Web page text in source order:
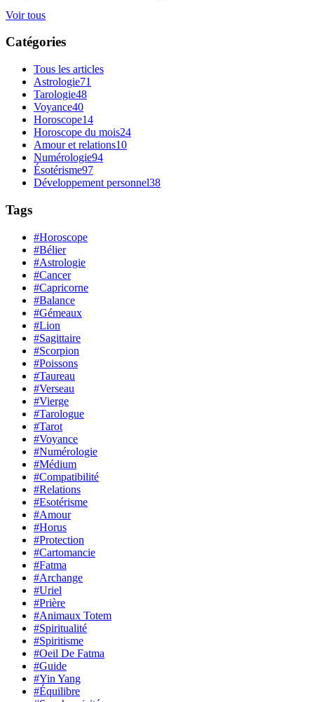
Voir tous
Catégories
Tous les articles
Astrologie71
Tarologie48
Voyance40
Horoscope14
Horoscope du mois24
Amour et relations10
Numérologie94
Ésotérisme97
Développement personnel38
Tags
#Horoscope
#Bélier
#Astrologie
#Cancer
#Capricorne
#Balance
#Gémeaux
#Lion
#Sagittaire
#Scorpion
#Poissons
#Taureau
#Verseau
#Vierge
#Tarologue
#Tarot
#Voyance
#Numérologie
#Médium
#Compatibilité
#Relations
#Esotérisme
#Amour
#Horus
#Protection
#Cartomancie
#Fatma
#Archange
#Uriel
#Prière
#Animaux Totem
#Spiritualité
#Spiritisme
#Oeil De Fatma
#Guide
#Yin Yang
#Équilibre